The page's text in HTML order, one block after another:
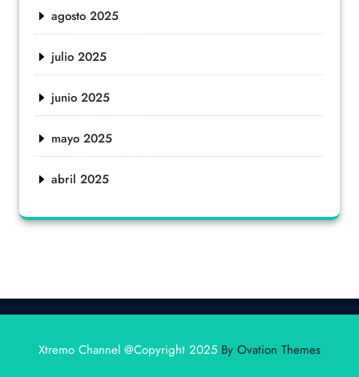
agosto 2025
julio 2025
junio 2025
mayo 2025
abril 2025
Xtremo Channel @Copyright 2025 By Ovation Themes